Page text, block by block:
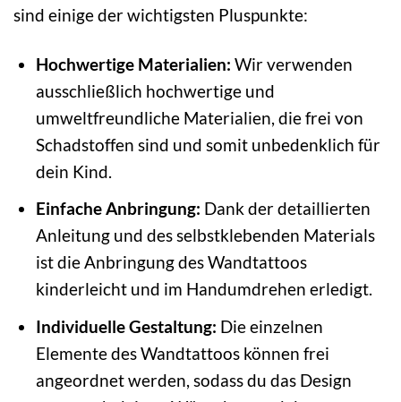
sind einige der wichtigsten Pluspunkte:
Hochwertige Materialien: Wir verwenden
ausschließlich hochwertige und
umweltfreundliche Materialien, die frei von
Schadstoffen sind und somit unbedenklich für
dein Kind.
Einfache Anbringung: Dank der detaillierten
Anleitung und des selbstklebenden Materials
ist die Anbringung des Wandtattoos
kinderleicht und im Handumdrehen erledigt.
Individuelle Gestaltung: Die einzelnen
Elemente des Wandtattoos können frei
angeordnet werden, sodass du das Design